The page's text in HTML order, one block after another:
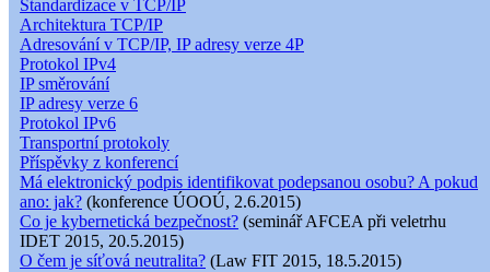
Standardizace v TCP/IP
Architektura TCP/IP
Adresování v TCP/IP, IP adresy verze 4P
Protokol IPv4
IP směrování
IP adresy verze 6
Protokol IPv6
Transportní protokoly
Příspěvky z konferencí
Má elektronický podpis identifikovat podepsanou osobu? A pokud
ano: jak? (konference ÚOOÚ, 2.6.2015)
Co je kybernetická bezpečnost? (seminář AFCEA při veletrhu
IDET 2015, 20.5.2015)
O čem je síťová neutralita? (Law FIT 2015, 18.5.2015)